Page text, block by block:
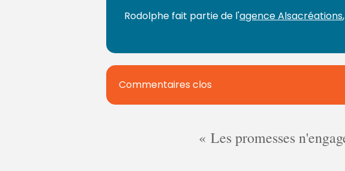
Rodolphe fait partie de l'agence Alsacréations
Commentaires clos
Les promesses